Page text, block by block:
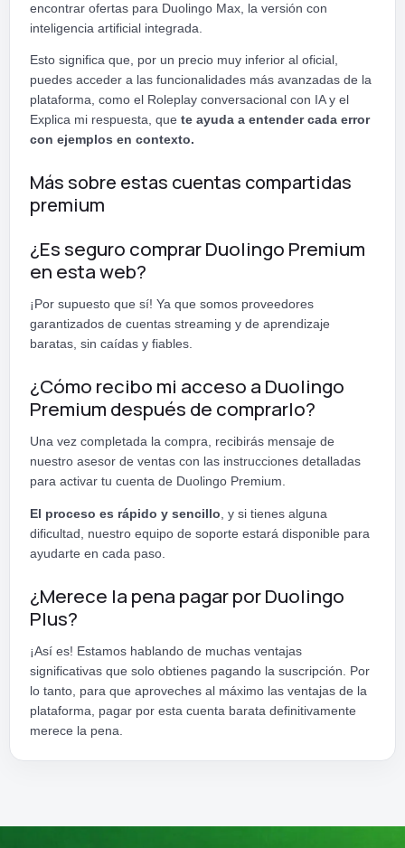
encontrar ofertas para Duolingo Max, la versión con
inteligencia artificial integrada.
Esto significa que, por un precio muy inferior al oficial,
puedes acceder a las funcionalidades más avanzadas de la
plataforma, como el Roleplay conversacional con IA y el
Explica mi respuesta, que te ayuda a entender cada error
con ejemplos en contexto.
Más sobre estas cuentas compartidas
premium
¿Es seguro comprar Duolingo Premium
en esta web?
¡Por supuesto que sí! Ya que somos proveedores
garantizados de cuentas streaming y de aprendizaje
baratas, sin caídas y fiables.
¿Cómo recibo mi acceso a Duolingo
Premium después de comprarlo?
Una vez completada la compra, recibirás mensaje de
nuestro asesor de ventas con las instrucciones detalladas
para activar tu cuenta de Duolingo Premium.
El proceso es rápido y sencillo , y si tienes alguna
dificultad, nuestro equipo de soporte estará disponible para
ayudarte en cada paso.
¿Merece la pena pagar por Duolingo
Plus?
¡Así es! Estamos hablando de muchas ventajas
significativas que solo obtienes pagando la suscripción. Por
lo tanto, para que aproveches al máximo las ventajas de la
plataforma, pagar por esta cuenta barata definitivamente
merece la pena.